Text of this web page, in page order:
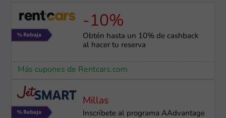
-10%
Obtén hasta un 10% de cashback
al hacer tu reserva
Más cupones de Rentcars.com
Millas
Inscríbete al programa AAdvantage